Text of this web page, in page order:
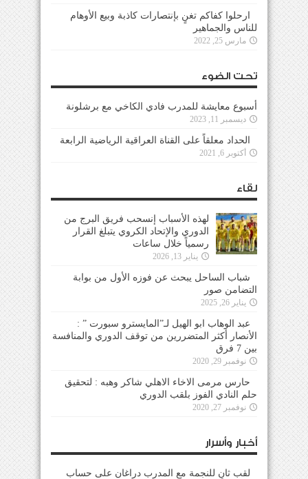
ارحلوا كفاكم تغنٍ بإنتصارات كاذبة وبيع الأوهام
للناس والجماهير
مارس 25, 2022
تحت الضوء
أسبوع معايشة للمدرب فادي الكاخي مع برشلونة
ديسمبر 11, 2023
الحداد معلقاً على القناة العراقية الرياضية الرابعة
أكتوبر 6, 2021
لقاء
لهذه الأسباب إنسحب فريق البرج من
الدوري والإتحاد الكروي يتبلغ القرار
رسمياً خلال ساعات
يناير 13, 2026
شباب الساحل يبحث عن فوزه الأول من بوابة
التضامن صور
يناير 26, 2025
عبد الوهاب ابو الهيل لـ”المايسترو سبورت ” :
الأنصار أكثر المتضررين من توقف الدوري والمنافسة
بين 7 فرق
نوفمبر 29, 2020
حارس مرمى الاخاء الاهلي شاكر وهبه : لتحقيق
حلم النادي الفوز بلقب الدوري
نوفمبر 27, 2020
أخبار وأسرار
لقب ثانٍ للنجمة مع المدرب دراغان على حساب